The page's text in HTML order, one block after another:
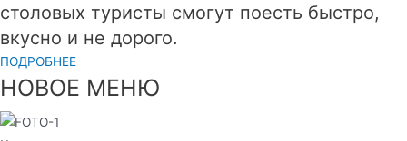
столовых туристы смогут поесть быстро,
вкусно и не дорого.
ПОДРОБНЕЕ
НОВОЕ МЕНЮ